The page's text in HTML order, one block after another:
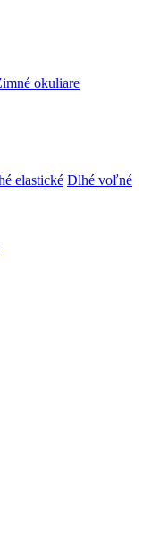
okuliare
elastické Dlhé voľné